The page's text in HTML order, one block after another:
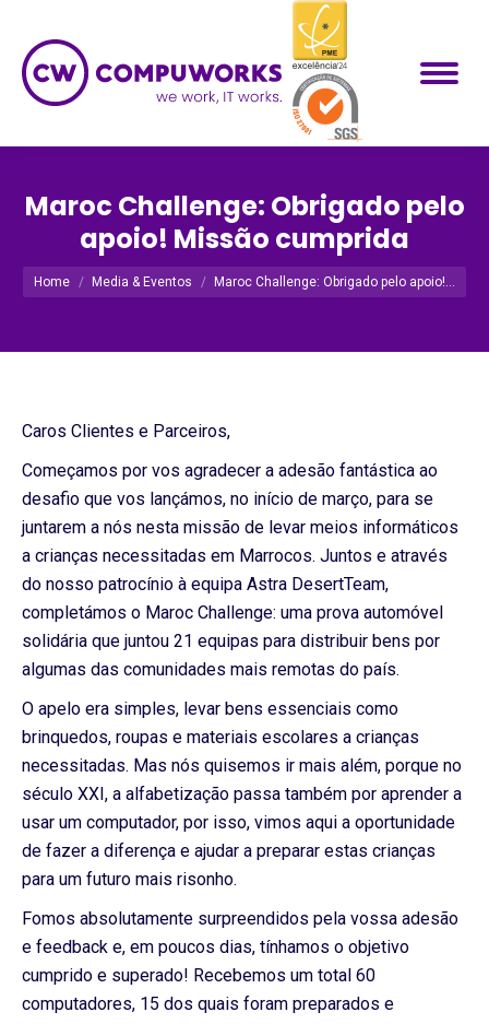
Maroc Challenge: Obrigado pelo
apoio! Missão cumprida
Você está aqui:
Home Media & Eventos Maroc Challenge: Obrigado pelo apoio!…
Caros Clientes e Parceiros,
Começamos por vos agradecer a adesão fantástica ao
desafio que vos lançámos, no início de março, para se
juntarem a nós nesta missão de levar meios informáticos
a crianças necessitadas em Marrocos. Juntos e através
do nosso patrocínio à equipa Astra DesertTeam,
completámos o Maroc Challenge: uma prova automóvel
solidária que juntou 21 equipas para distribuir bens por
algumas das comunidades mais remotas do país.
O apelo era simples, levar bens essenciais como
brinquedos, roupas e materiais escolares a crianças
necessitadas. Mas nós quisemos ir mais além, porque no
século XXI, a alfabetização passa também por aprender a
usar um computador, por isso, vimos aqui a oportunidade
de fazer a diferença e ajudar a preparar estas crianças
para um futuro mais risonho.
Fomos absolutamente surpreendidos pela vossa adesão
e feedback e, em poucos dias, tínhamos o objetivo
cumprido e superado! Recebemos um total 60
computadores, 15 dos quais foram preparados e